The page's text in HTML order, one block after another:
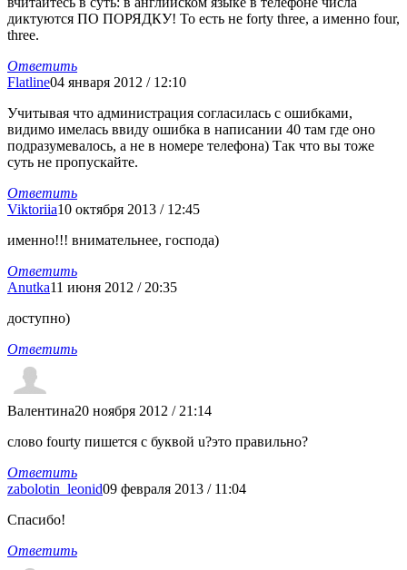
диктуются ПО ПОРЯДКУ! То есть не forty three, а именно four,
three.
Ответить
Flatline04 января 2012 / 12:10
Учитывая что администрация согласилась с ошибками,
видимо имелась ввиду ошибка в написании 40 там где оно
подразумевалось, а не в номере телефона) Так что вы тоже
суть не пропускайте.
Ответить
Viktoriia10 октября 2013 / 12:45
именно!!! внимательнее, господа)
Ответить
Anutka11 июня 2012 / 20:35
доступно)
Ответить
Валентина20 ноября 2012 / 21:14
слово fourty пишется с буквой u?это правильно?
Ответить
zabolotin_leonid09 февраля 2013 / 11:04
Спасибо!
Ответить